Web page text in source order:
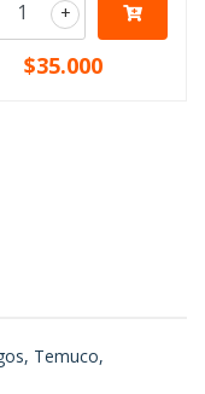
+
$35.000
Temuco,